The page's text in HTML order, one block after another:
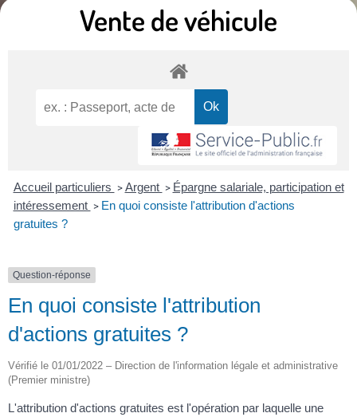
Vente de véhicule
Accueil particuliers > Argent > Épargne salariale, participation et
intéressement > En quoi consiste l'attribution d'actions
gratuites ?
Question-réponse
En quoi consiste l'attribution
d'actions gratuites ?
Vérifié le 01/01/2022 – Direction de l'information légale et administrative
(Premier ministre)
L'attribution d'actions gratuites est l'opération par laquelle une